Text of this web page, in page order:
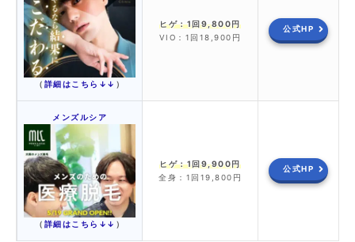
（ 詳細はこちら↓↓ ）
ヒゲ：1回9,800円
VIO：1回18,900円
公式HP
メンズルシア
（ 詳細はこちら↓↓ ）
ヒゲ：1回9,900円
全身：1回19,800円
公式HP